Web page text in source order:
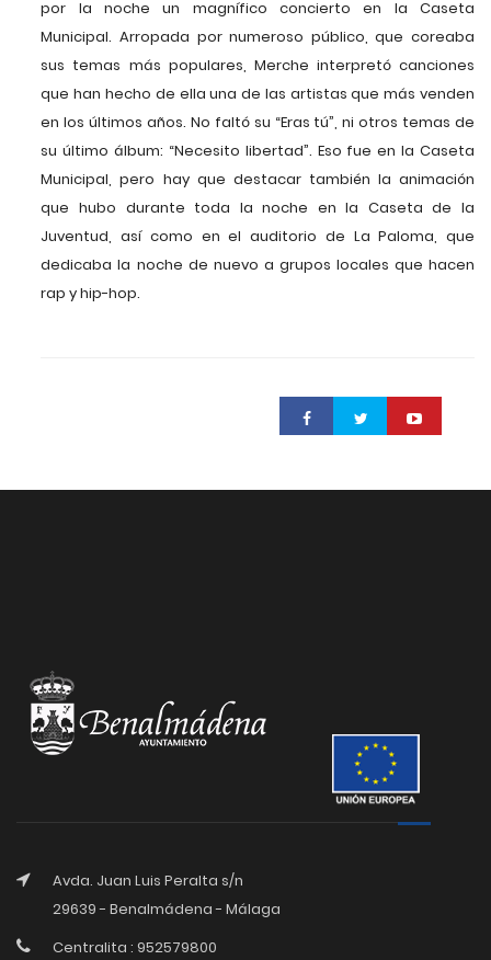
por la noche un magnífico concierto en la Caseta
Municipal. Arropada por numeroso público, que coreaba
sus temas más populares, Merche interpretó canciones
que han hecho de ella una de las artistas que más venden
en los últimos años. No faltó su “Eras tú”, ni otros temas de
su último álbum: “Necesito libertad”. Eso fue en la Caseta
Municipal, pero hay que destacar también la animación
que hubo durante toda la noche en la Caseta de la
Juventud, así como en el auditorio de La Paloma, que
dedicaba la noche de nuevo a grupos locales que hacen
rap y hip-hop.
Avda. Juan Luis Peralta s/n
29639 - Benalmádena - Málaga
Centralita : 952579800